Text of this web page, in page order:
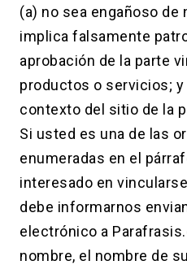
(a) no sea engañoso de
implica falsamente
aprobación de la parte
productos o servicios; y
contexto del sitio de la
Si usted es una de las
enumeradas en el
interesado en
debe informarnos
electrónico a
nombre, el nombre de